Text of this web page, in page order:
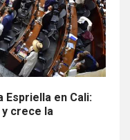
Espriella en Cali:
crece la